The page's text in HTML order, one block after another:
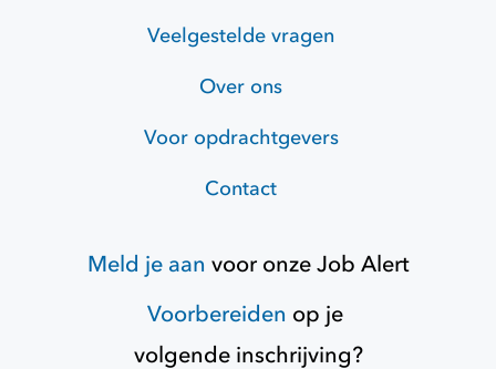
Veelgestelde vragen
Over ons
Voor opdrachtgevers
Contact
Meld je aan voor onzeJob Alert
Voorbereiden op je
volgende inschrijving?